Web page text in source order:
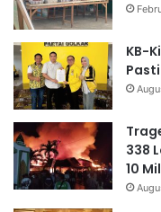
KB-
338
10